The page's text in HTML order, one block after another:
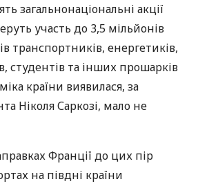
загальнонаціональні акції
участь до 3,5 мільйонів
транспортників, енергетиків,
студентів та інших прошарків
країни виявилася, за
Ніколя Саркозі, мало не
Франції до цих пір
на півдні країни